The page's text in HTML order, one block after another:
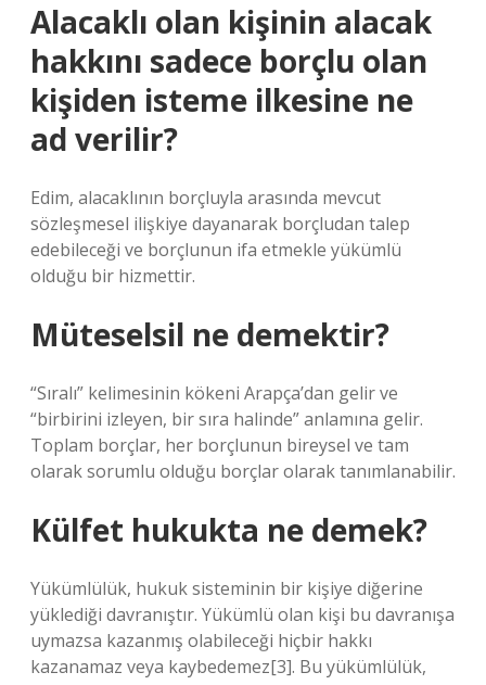
Alacaklı olan kişinin alacak
hakkını sadece borçlu olan
kişiden isteme ilkesine ne
ad verilir?
Edim, alacaklının borçluyla arasında mevcut
sözleşmesel ilişkiye dayanarak borçludan talep
edebileceği ve borçlunun ifa etmekle yükümlü
olduğu bir hizmettir.
Müteselsil ne demektir?
“Sıralı” kelimesinin kökeni Arapça’dan gelir ve
“birbirini izleyen, bir sıra halinde” anlamına gelir.
Toplam borçlar, her borçlunun bireysel ve tam
olarak sorumlu olduğu borçlar olarak tanımlanabilir.
Külfet hukukta ne demek?
Yükümlülük, hukuk sisteminin bir kişiye diğerine
yüklediği davranıştır. Yükümlü olan kişi bu davranışa
uymazsa kazanmış olabileceği hiçbir hakkı
kazanamaz veya kaybedemez[3]. Bu yükümlülük,